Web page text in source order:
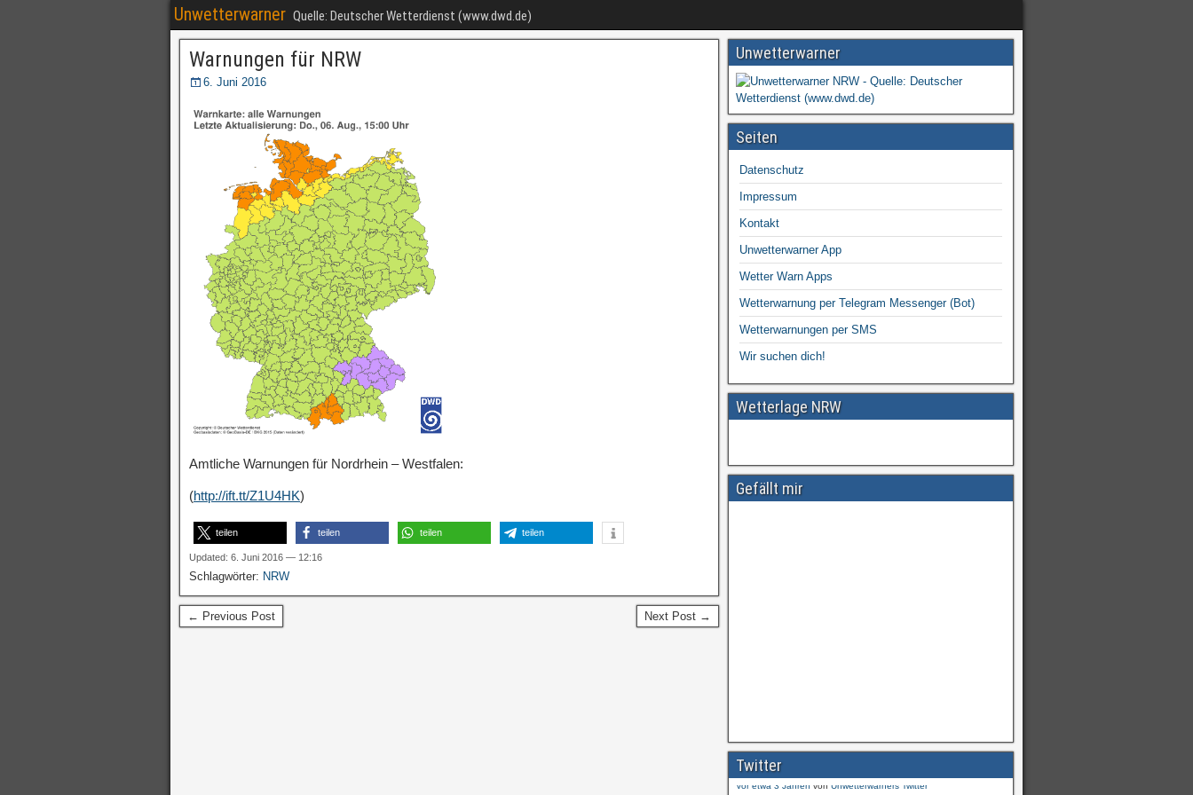
Unwetterwarner Quelle: Deutscher Wetterdienst (www.dwd.de)
Warnungen für NRW
6. Juni 2016
Amtliche Warnungen für Nordrhein – Westfalen:
(http://ift.tt/Z1U4HK)
teilen teilen teilen teilen
Updated: 6. Juni 2016 — 12:16
Schlagwörter: NRW
← Previous Post Next Post →
Unwetterwarner
Seiten
Datenschutz
Impressum
Kontakt
Unwetterwarner App
Wetter Warn Apps
Wetterwarnung per Telegram Messenger (Bot)
Wetterwarnungen per SMS
Wir suchen dich!
Wetterlage NRW
Gefällt mir
Twitter
ift.tt/wdhtnmI pic.twitter.com/cmFX…
Vor etwa 3 Jahren